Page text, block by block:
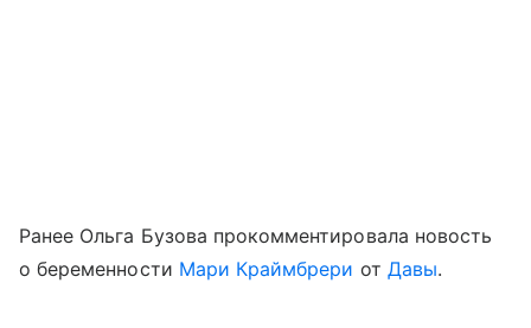
Ранее Ольга Бузова прокомментировала новость
о беременности Мари Краймбрери от Давы.